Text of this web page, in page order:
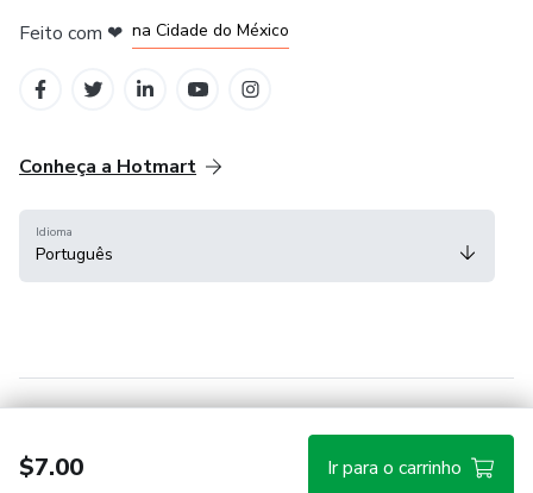
$7.00 Ir para o carrinho
Feito com ❤ na Cidade do México
Conheça a Hotmart
Idioma
Português